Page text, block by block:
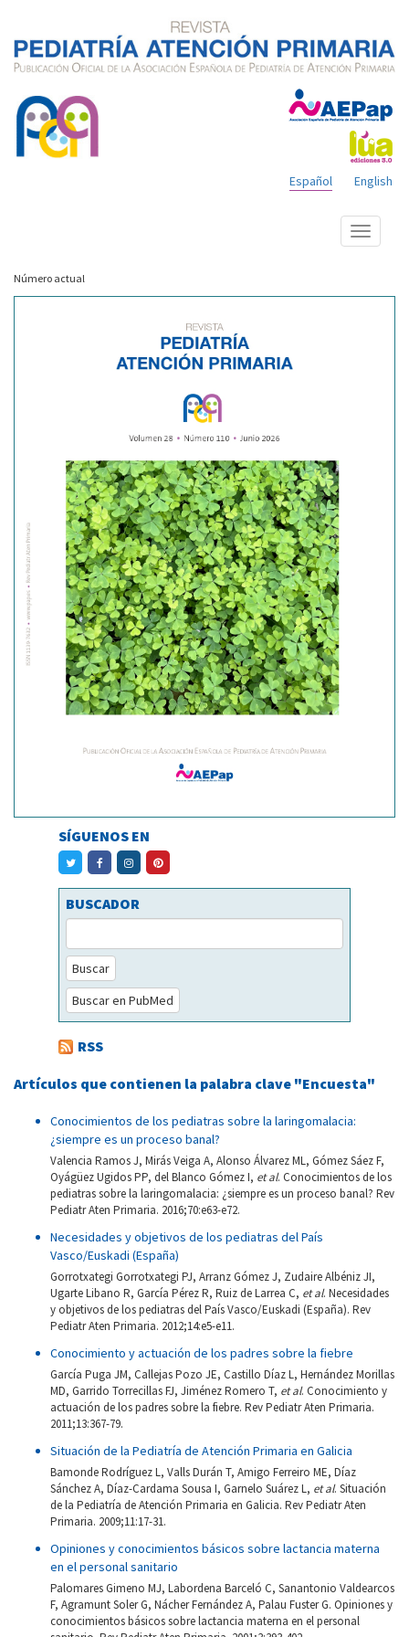
English
Español
Mostrar
menú
Número actual
SÍGUENOS EN
BUSCADOR
Buscar
Buscar en PubMed
RSS
Artículos que contienen la palabra clave "Encuesta"
Conocimientos de los pediatras sobre la laringomalacia:
¿siempre es un proceso banal?
Valencia Ramos J, Mirás Veiga A, Alonso Álvarez ML, Gómez Sáez F,
Oyágüez Ugidos PP, del Blanco Gómez I, et al. Conocimientos de los
pediatras sobre la laringomalacia: ¿siempre es un proceso banal? Rev
Pediatr Aten Primaria. 2016;70:e63-e72.
Necesidades y objetivos de los pediatras del País
Vasco/Euskadi (España)
Gorrotxategi Gorrotxategi PJ, Arranz Gómez J, Zudaire Albéniz JI,
Ugarte Libano R, García Pérez R, Ruiz de Larrea C, et al. Necesidades
y objetivos de los pediatras del País Vasco/Euskadi (España). Rev
Pediatr Aten Primaria. 2012;14:e5-e11.
Conocimiento y actuación de los padres sobre la fiebre
García Puga JM, Callejas Pozo JE, Castillo Díaz L, Hernández Morillas
MD, Garrido Torrecillas FJ, Jiménez Romero T, et al. Conocimiento y
actuación de los padres sobre la fiebre. Rev Pediatr Aten Primaria.
2011;13:367-79.
Situación de la Pediatría de Atención Primaria en Galicia
Bamonde Rodríguez L, Valls Durán T, Amigo Ferreiro ME, Díaz
Sánchez A, Díaz-Cardama Sousa I, Garnelo Suárez L, et al. Situación
de la Pediatría de Atención Primaria en Galicia. Rev Pediatr Aten
Primaria. 2009;11:17-31.
Opiniones y conocimientos básicos sobre lactancia materna
en el personal sanitario
Palomares Gimeno MJ, Labordena Barceló C, Sanantonio Valdearcos
F, Agramunt Soler G, Nácher Fernández A, Palau Fuster G. Opiniones y
conocimientos básicos sobre lactancia materna en el personal